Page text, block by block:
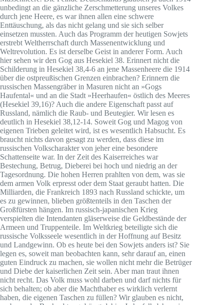
unbedingt an die gänzliche Zerschmetterung unseres Volkes
durch jene Heere, es war ihnen allen eine schwere
Enttäuschung, als das nicht gelang und sie sich selber
einsetzen mussten. Auch das Programm der heutigen Sowjets
erstrebt Weltherrschaft durch Massenentwicklung und
Weltrevolution. Es ist derselbe Geist in anderer Form. Auch
hier sehen wir den Gog aus Hesekiel 38. Erinnert nicht die
Schilderung in Hesekiel 38,4-6 an jene Massenheere die 1914
über die ostpreußischen Grenzen einbrachen? Erinnern die
russischen Massengräber in Masuren nicht an »Gogs
Haufental« und an die Stadt »Heerhaufen« östlich des Meeres
(Hesekiel 39,16)? Auch die andere Eigenschaft passt auf
Russland, nämlich die Raub- und Beutegier. Wir lesen es
deutlich in Hesekiel 38,12-14. Soweit Gog und Magog von
eigenen Trieben geleitet wird, ist es wesentlich Habsucht. Es
braucht nichts davon gesagt zu werden, dass diese im
russischen Volkscharakter von jeher eine besondere
Schattenseite war. In der Zeit des Kaiserreiches war
Bestechung, Betrug, Dieberei bei hoch und niedrig an der
Tagesordnung. Die hohen Herren prahlten von dem, was sie
dem armen Volk erpresst oder dem Staat geraubt hatten. Die
Milliarden, die Frankreich 1893 nach Russland schickte, um
es zu gewinnen, blieben größtenteils in den Taschen der
Großfürsten hängen. Im russisch-japanischen Krieg
verspielten die Intendanten gläserweise die Geldbestände der
Armeen und Truppenteile. Im Weltkrieg beteiligte sich die
russische Volksseele wesentlich in der Hoffnung auf Besitz
und Landgewinn. Ob es heute bei den Sowjets anders ist? Sie
legen es, soweit man beobachten kann, sehr darauf an, einen
guten Eindruck zu machen, sie wollen nicht mehr die Betrüger
und Diebe der kaiserlichen Zeit sein. Aber man traut ihnen
nicht recht. Das Volk muss wohl darben und darf nichts für
sich behalten; ob aber die Machthaber es wirklich verlernt
haben, die eigenen Taschen zu füllen? Wir glauben es nicht,